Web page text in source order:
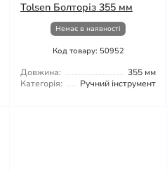
Tolsen Болторіз 355 мм
Немає в наявності
Код товару: 50952
Довжина:
355 мм
Категорія:
Ручний інструмент